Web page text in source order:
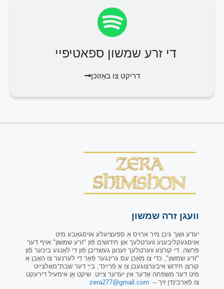
די זרע שמשון ספאטיפיי
דריקט צו באַזוכן
וועגן זרה שמשון
יעדע וואָך גיבן מיר ארויס אַ ספּעציעלע אויסגאַבע מיט
אויסגעקליבענע ווערטלעך און חידושים פֿון "זרע שמשון" אויף דער
פּרשה. די קורצע ווערטלעך זענען געשריבן פֿון די לאַנגע ביכער פֿון
"זרע שמשון", כּדי צו מאַכן עס גרינגער פֿאַר די לערנער צו האָבן אַ
קורצן חידוש איבערצוגעבן צו אַ פֿרײַנד, בײַ דער שבת־מאָלצײַט
מיט דער משפּחה אָדער אין יעדער צײַט. שיקט אַן אימעיל דירעקט
צו פֿאַרבינדן זיך – zera277@gmail.com